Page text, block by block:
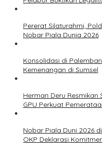
Pererat Silaturahmi,
Nobar Piala Dunia 2026
Konsolidasi di
Kemenangan di Sumsel
Herman Deru Resmikan
GPU Perkuat
Nobar Piala Duni 2026
OKP Deklarasi